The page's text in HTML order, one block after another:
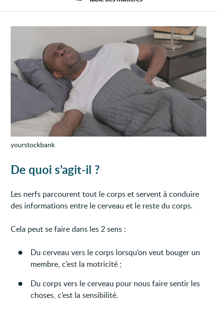
yourstockbank
De quoi s’agit-il ?
Les nerfs parcourent tout le corps et servent à conduire
des informations entre le cerveau et le reste du corps.
Cela peut se faire dans les 2 sens :
Du cerveau vers le corps lorsqu’on veut bouger un
membre, c’est la motricité ;
Du corps vers le cerveau pour nous faire sentir les
choses, c’est la sensibilité.